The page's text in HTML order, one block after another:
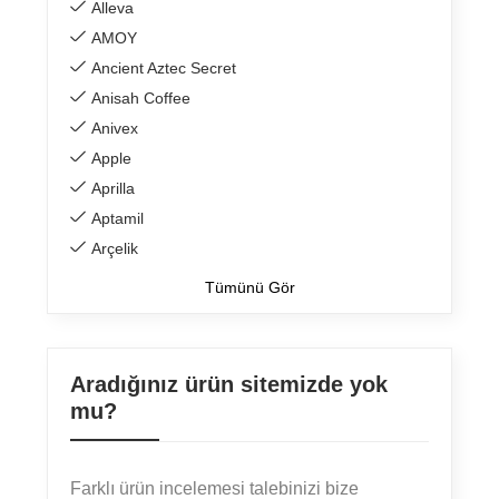
Alleva
AMOY
Ancient Aztec Secret
Anisah Coffee
Anivex
Apple
Aprilla
Aptamil
Arçelik
Tümünü Gör
Aradığınız ürün sitemizde yok
mu?
Farklı ürün incelemesi talebinizi bize